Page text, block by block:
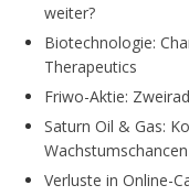
weiter?
Biotechnologie:
Therapeutics
Friwo-Aktie:
Saturn Oil & Gas:
Wachstumschancen
Verluste in Online-